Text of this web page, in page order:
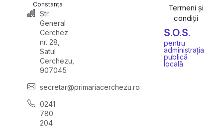
Constanța
Str.
General
Cerchez
nr. 28,
Satul
Cerchezu,
907045
secretar@primariacerchezu.ro
0241
780
204
Termeni și
condiții
S.O.S.
pentru
administrația
publică
locală